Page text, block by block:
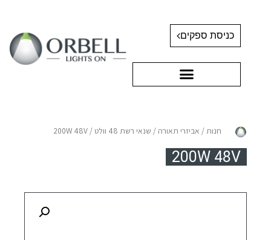
כניסת ספקים
חנות / אביזרי תאורה / שנאי רשת 48 וולט / 200W 48V
200W 48V